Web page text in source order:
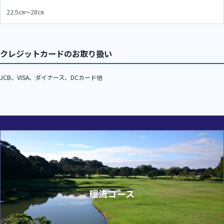
22.5㎝～28㎝
クレジットカードのお取り扱い
JCB、VISA、ダイナース、DCカード他
暖流コース